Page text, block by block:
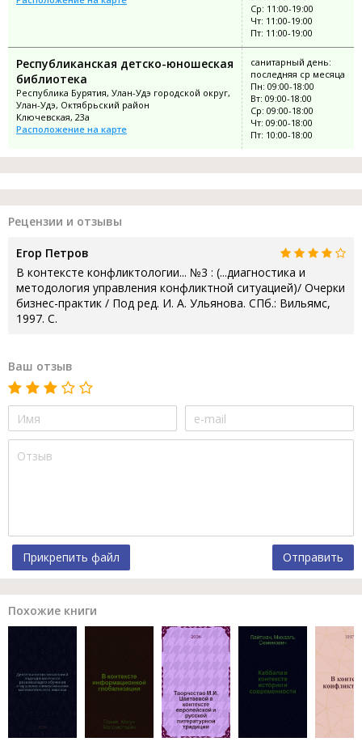
Ср: 11:00-19:00
Чт: 11:00-19:00
Пт: 11:00-19:00
Республиканская детско-юношеская
библиотека
Республика Бурятия, Улан-Удэ городской округ,
Улан-Удэ, Октябрьский район
Ключевская, 23а
Расположение на карте
санитарный день:
последняя ср месяца
Пн: 09:00-18:00
Вт: 09:00-18:00
Ср: 09:00-18:00
Чт: 09:00-18:00
Пт: 10:00-18:00
Рецензии и отзывы
Егор Петров
В контексте конфликтологии... №3 : (...диагностика и
методология управления конфликтной ситуацией)/ Очерки
бизнес-практик / Под ред. И. А. Ульянова. СПб.: Вильямс,
1997. С.
Ваш отзыв
Прикрепить файл Отправить
Похожие книги